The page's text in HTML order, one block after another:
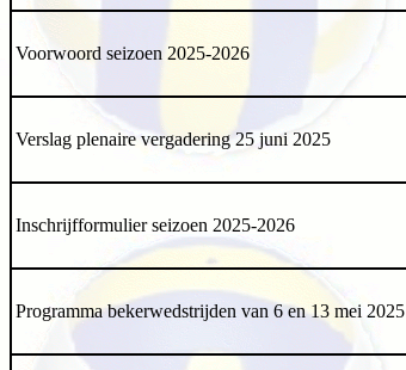
Voorwoord seizoen 2025-2026
Verslag plenaire vergadering 25 juni 2025
Inschrijfformulier seizoen 2025-2026
Programma bekerwedstrijden van 6 en 13 mei 2025